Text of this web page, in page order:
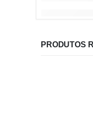
PRODUTOS